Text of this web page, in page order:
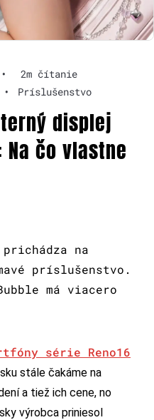
•
2m čítanie
• Príslušenstvo
displej
čo vlastne
prichádza na
príslušenstvo.
má viacero
série Reno16
stále čakáme na
a tiež ich cene, no
výrobca priniesol